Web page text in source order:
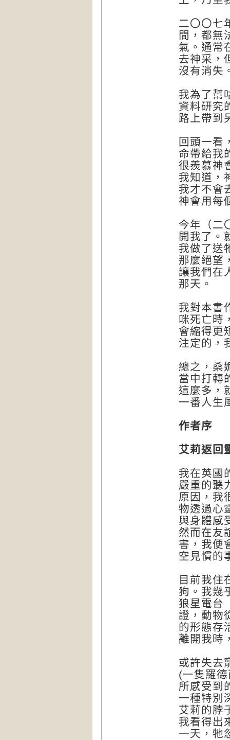
二〇〇七
間，都無
氣。通常
去神采，
沒有消失
我為了幫
資料研究
路上帶到
回頭一看
命帶給我
很羨慕神
我知道，
我才不會
神會用每
今年（二
開我了。
我做了送
那麼絕望
讓我們在
那天。
我對本書
咪死亡時
會縮得更
注定的，
總之，桑
當中打轉
這麼多，
一番人生
作者序
艾莉返回
我在英國
嚴重的聽
原因，我
物透過心
與身體感
然而在友
害，我便
空見慣的
目前我住
狗。我幾
狼星電台
證，動物
的形態存
離開我時
或許失去
(一隻羅
所感受到
一種特別
艾莉的脖
我看得出
一天，牠